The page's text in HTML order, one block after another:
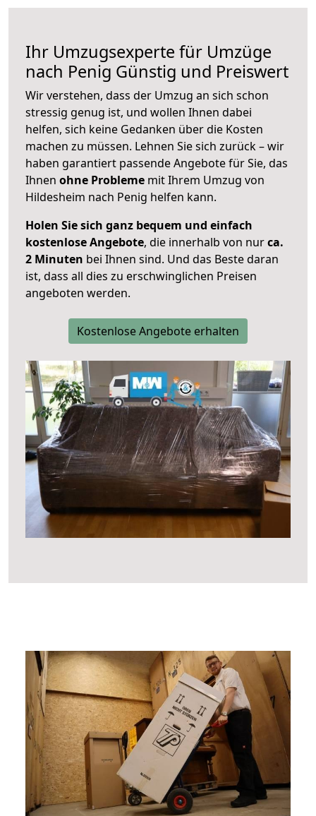
Ihr Umzugsexperte für Umzüge
nach Penig Günstig und Preiswert
Wir verstehen, dass der Umzug an sich schon
stressig genug ist, und wollen Ihnen dabei
helfen, sich keine Gedanken über die Kosten
machen zu müssen. Lehnen Sie sich zurück – wir
haben garantiert passende Angebote für Sie, das
Ihnen ohne Probleme mit Ihrem Umzug von
Hildesheim nach Penig helfen kann.
Holen Sie sich ganz bequem und einfach
kostenlose Angebote, die innerhalb von nurca.
2 Minuten bei Ihnen sind. Und das Beste daran
ist, dass all dies zu erschwinglichen Preisen
angeboten werden.
Kostenlose Angebote erhalten